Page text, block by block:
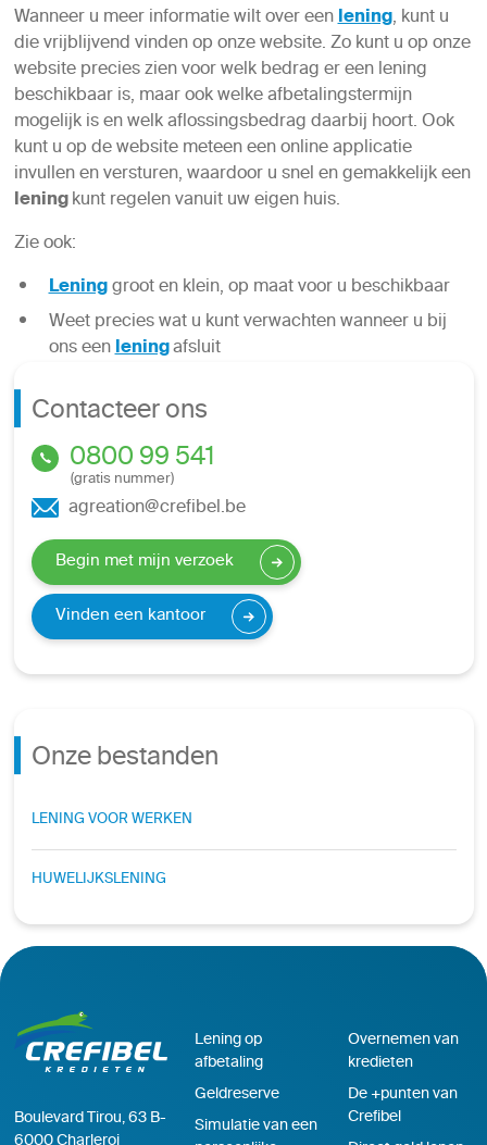
Wanneer u meer informatie wilt over eenlening, kunt u
die vrijblijvend vinden op onze website. Zo kunt u op onze
website precies zien voor welk bedrag er een lening
beschikbaar is, maar ook welke afbetalingstermijn
mogelijk is en welk aflossingsbedrag daarbij hoort. Ook
kunt u op de website meteen een online applicatie
invullen en versturen, waardoor u snel en gemakkelijk een
leningkunt regelen vanuit uw eigen huis.
Zie ook:
Leninggroot en klein, op maat voor u beschikbaar
Weet precies wat u kunt verwachten wanneer u bij
ons eenleningafsluit
Contacteer ons
0800 99 541
(gratis nummer)
agreation@crefibel.be
Begin met mijn verzoek
Vinden een kantoor
Onze bestanden
LENING VOOR WERKEN
HUWELIJKSLENING
Boulevard Tirou, 63 B-
Lening op
afbetaling
Geldreserve
Simulatie van een
Overnemen van
kredieten
De +punten van
Crefibel